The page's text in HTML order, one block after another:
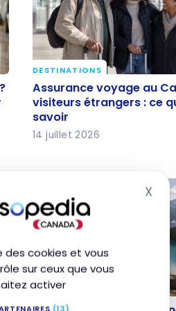
des cookies et vous
sur ceux que vous
activer
(13)
X
Assurance voyage au
pour visiteurs étrangers :
faut savoir
DESTINATIONS
Assurance voyage au
visiteurs étrangers : ce
savoir
14 juillet 2026
Voyager au Canada
DESTINATIONS